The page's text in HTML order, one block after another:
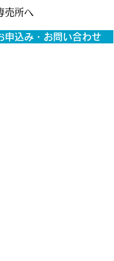
売所へ
申込み・お問い合わせ